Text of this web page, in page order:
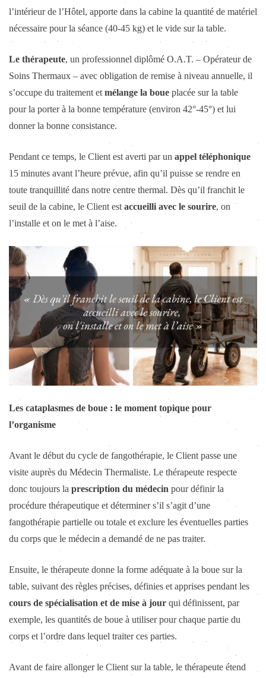
l’intérieur de l’Hôtel, apporte dans la cabine la quantité de matériel
nécessaire pour la séance (40-45 kg) et le vide sur la table.
Le thérapeute, un professionnel diplômé O.A.T. – Opérateur de
Soins Thermaux – avec obligation de remise à niveau annuelle, il
s’occupe du traitement et mélange la boue placée sur la table
pour la porter à la bonne température (environ 42°-45°) et lui
donner la bonne consistance.
Pendant ce temps, le Client est averti par un appel téléphonique
15 minutes avant l’heure prévue, afin qu’il puisse se rendre en
toute tranquillité dans notre centre thermal. Dès qu’il franchit le
seuil de la cabine, le Client est accueilli avec le sourire, on
l’installe et on le met à l’aise.
Les cataplasmes de boue : le moment topique pour
l’organisme
Avant le début du cycle de fangothérapie, le Client passe une
visite auprès du Médecin Thermaliste. Le thérapeute respecte
donc toujours la prescription du médecin pour définir la
procédure thérapeutique et déterminer s’il s’agit d’une
fangothérapie partielle ou totale et exclure les éventuelles parties
du corps que le médecin a demandé de ne pas traiter.
Ensuite, le thérapeute donne la forme adéquate à la boue sur la
table, suivant des règles précises, définies et apprises pendant les
cours de spécialisation et de mise à jour qui définissent, par
exemple, les quantités de boue à utiliser pour chaque partie du
corps et l’ordre dans lequel traiter ces parties.
Avant de faire allonger le Client sur la table, le thérapeute étend